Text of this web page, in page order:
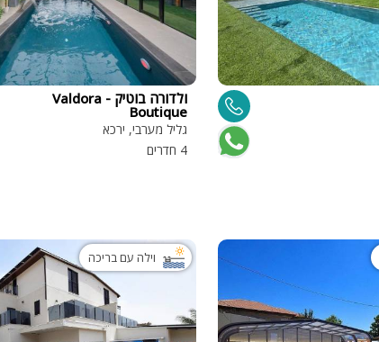
ולדורה בוטיק - Valdora
Boutique
גליל מערבי, ירכא
4 חדרים
וילה עם בריכה